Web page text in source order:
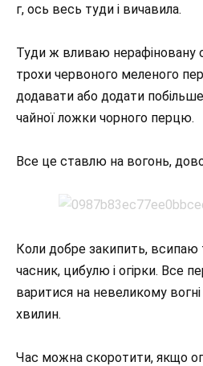
г, ось весь туди і вичавила.
Туди ж вливаю нерафіновану
трохи червоного меленого
додавати або додати
чайної ложки чорного перцю.
Все це ставлю на вогонь,
Коли добре закипить, всипаю
часник, цибулю і огірки. Все
варитися на невеликому
хвилин.
Час можна скоротити, якщо